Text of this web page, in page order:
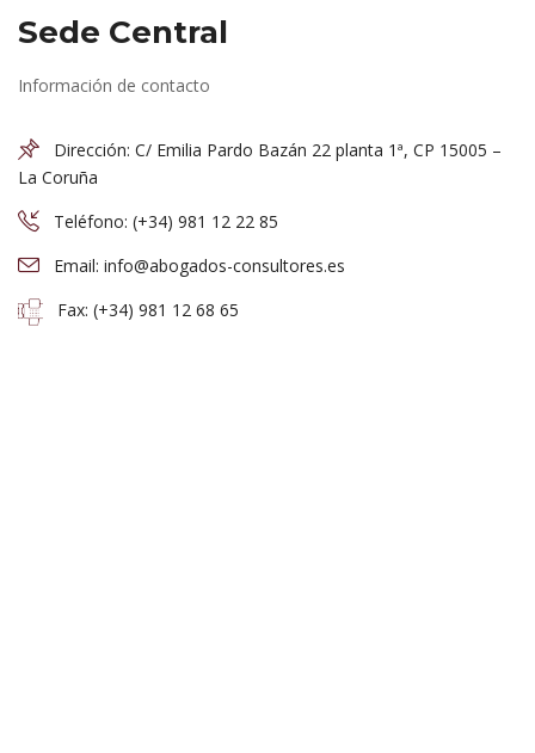
Sede Central
Información de contacto
Dirección: C/ Emilia Pardo Bazán 22 planta 1ª, CP 15005 –
La Coruña
Teléfono: (+34) 981 12 22 85
Email: info@abogados-consultores.es
Fax: (+34) 981 12 68 65